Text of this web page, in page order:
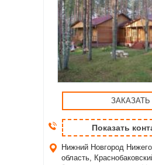
ЗАКАЗАТЬ
Показать
Нижний Новгород
область,